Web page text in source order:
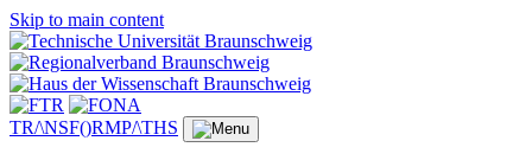
Skip to main content
TR/\NSF()RMP/\THS